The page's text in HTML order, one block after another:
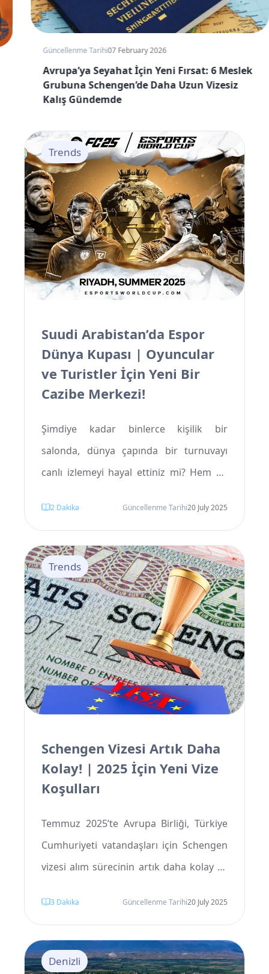
Güncellenme Tarihi07 February 2026
Avrupa’ya Seyahat İçin Yeni Fırsat: 6 Meslek
Grubuna Schengen’de Daha Uzun Vizesiz
Kalış Gündemde
Suudi Arabistan’da Espor
Dünya Kupası | Oyuncular
ve Turistler İçin Yeni Bir
Cazibe Merkezi!
Şimdiye kadar binlerce kişilik bir
salonda, dünya çapında bir turnuvayı
canlı izlemeyi hayal ettiniz mi? Hem de
dünyanın en heyecan verici alanlarından
Suudi Arabistan, Espor Dünya Kupası
adıyla bugüne kadarki en büyük global
espor etkinliğine ev sahipliği yaparak
yalnızca dünyanın dört bir yanından
oyun tutkunlarını bir araya getirmekle
kalmıyor; aynı zamanda turistlere de bu
ülkenin bambaşka ve şaşırtıcı bir yüzünü
keşfetme fırsatı sunuyor.
Trends
2 Dakika Güncellenme Tarihi20 July 2025
Schengen Vizesi Artık Daha
Kolay! | 2025 İçin Yeni Vize
Koşulları
Temmuz 2025’te Avrupa Birliği, Türkiye
Cumhuriyeti vatandaşları için Schengen
vizesi alım sürecinin artık daha kolay ve
ile AB arasındaki ilişkilerin turizm, ticaret
yakın ve yapıcı bir sürece girmesiyle
Trends
3 Dakika Güncellenme Tarihi20 July 2025
Denizli